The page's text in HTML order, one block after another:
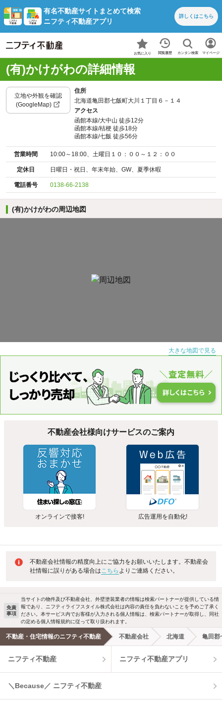
有名不動産サイトまとめて検索
ニフティ不動産アプリ
詳しくはこちら
お気に入り 閲覧履歴 カンタン検索 マイページ
(有)かけがわの詳細情報
立地や外観を確認
(GoogleMap)
住所
北海道亀田郡七飯町大川１丁目６－１４
アクセス
函館本線/大中山 徒歩12分
函館本線/桔梗 徒歩18分
函館本線/七飯 徒歩56分
営業時間 10:00～18:00、土曜日１０：００～１２：００
定休日 日曜日・祝日、年末年始、GW、夏季休暇
電話番号 0138-66-2138
(有)かけがわの周辺地図
大きな地図で見る
不動産会社様向けサービスのご案内
オンラインで接客! 広告運用を自動化!
不動産会社情報の精度向上にご協力をお願いいたします。不動産会
社情報に誤りがある場合はこちら よりご連絡ください。
免責
事項
当サイトの物件及び不動産会社、外壁塗装業者の情報は検索パートナーが提供している情
報であり、ニフティライフスタイル株式会社は内容の責任を負わないことを予めご了承く
ださい。本サービス内でお客様が入力される個人情報は、検索パートナーが取得し、同社
の定める個人情報規約に従って取り扱われます。
不動産・住宅情報のニフティ不動産 不動産会社 北海道 亀田郡
ニフティ不動産 ニフティ不動産アプリ
＼Because／ ニフティ不動産